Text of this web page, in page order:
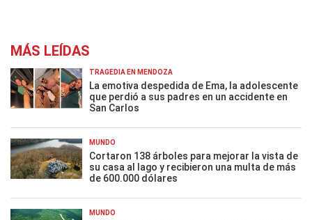
MÁS LEÍDAS
TRAGEDIA EN MENDOZA
La emotiva despedida de Ema, la adolescente
que perdió a sus padres en un accidente en
San Carlos
MUNDO
Cortaron 138 árboles para mejorar la vista de
su casa al lago y recibieron una multa de más
de 600.000 dólares
MUNDO